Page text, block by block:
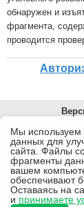
обнаружен и
фрагмента,
проводится
©
Joomla!is
Мы используем
данных для
сайта. Файлы
фрагменты
вашем
обеспечивают
Оставаясь на
и принимаете